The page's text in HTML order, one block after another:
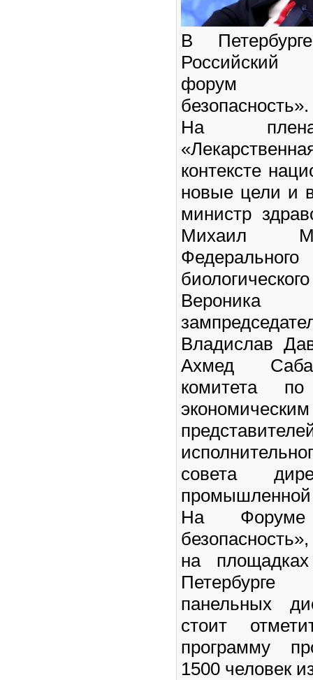
В
Российский
форум
безопасность».
На
контексте
новые цели и
министр
Михаил
Владислав
Ахмед
комитета
совета
промышленной
На Форуме
на
панельных
стоит
программу
1500 человек